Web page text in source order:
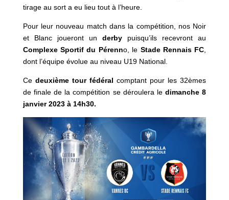
tirage au sort a eu lieu tout à l’heure.
Pour leur nouveau match dans la compétition, nos Noir
et Blanc joueront underby puisqu’ils recevront au
Complexe Sportif du Pérenno, le Stade Rennais FC
dont l’équipe évolue au niveau U19 National.
Cedeuxième tour fédéral comptant pour les 32èmes
de finale de la compétition se déroulera ledimanche 8
janvier 2023 à 14h30.